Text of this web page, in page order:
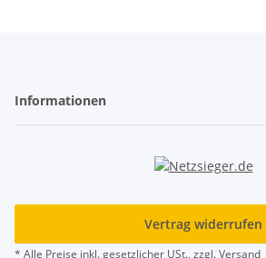
Informationen
Vertrag widerrufen
* Alle Preise inkl. gesetzlicher USt., zzgl.Versand